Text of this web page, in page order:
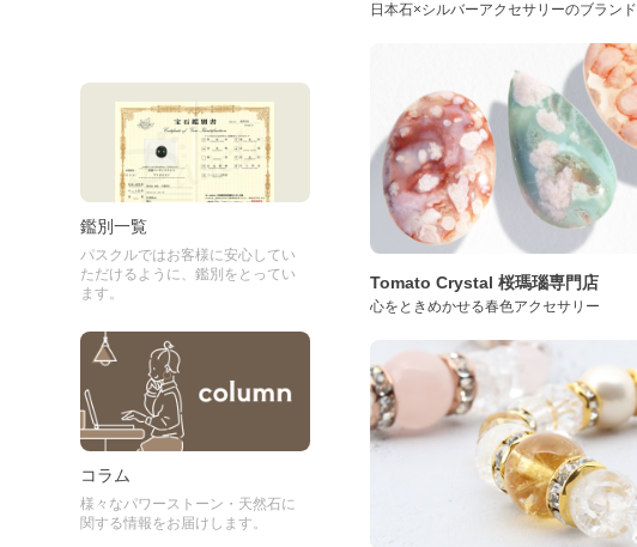
鑑別一覧
パスクルではお客様に安心してい
ただけるように、鑑別をとってい
ます。
コラム
様々なパワーストーン・天然石に
関する情報をお届けします。
日本石×シルバーアクセサリーのブランド
Tomato Crystal 桜瑪瑙専門店
心をときめかせる春色アクセサリー